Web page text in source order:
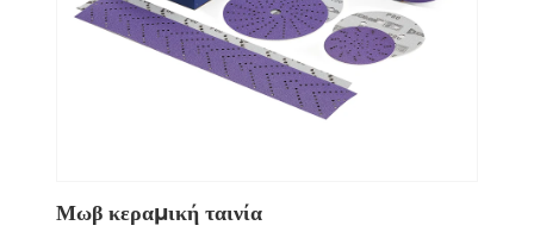
Μωβ κεραμική ταινία